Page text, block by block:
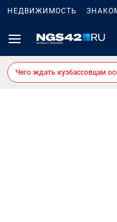
НЕДВИЖИМОСТЬ
Чего ждать кузбассовцам